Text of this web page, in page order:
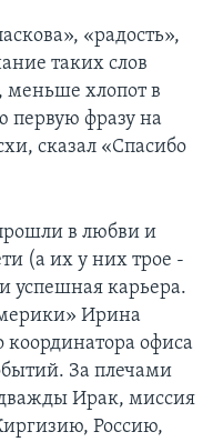
«радость»,
таких слов
меньше хлопот в
первую фразу на
сказал «Спасибо
в любви и
(а их у них трое -
успешная карьера.
Ирина
офиса
За плечами
Ирак, миссия
Россию,